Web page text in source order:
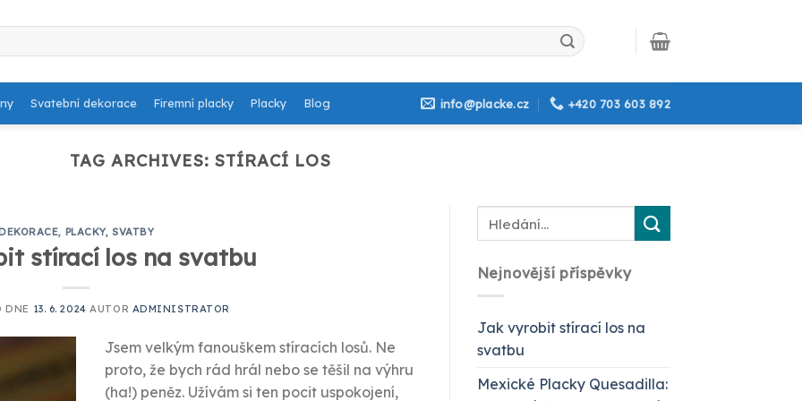
Svatební dekorace Firemní placky Placky Blog info@placke.cz +420 703 603 892
TAG ARCHIVES: STÍRACÍ LOS
DEKORACE, PLACKY,SVATBY
stírací los na svatbu
DNE 13. 6. 2024 AUTOR ADMINISTRATOR
Jsem velkým fanouškem stíracích losů. Ne
proto, že bych rád hrál nebo se těšil na výhru
(ha!) peněz. Užívám si ten pocit uspokojení,
Nejnovější příspěvky
Jak vyrobit stírací los na
svatbu
Mexické Placky Quesadilla: